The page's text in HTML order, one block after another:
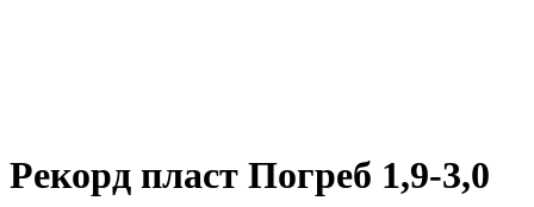
Рекорд пласт Погреб 1,9-3,0